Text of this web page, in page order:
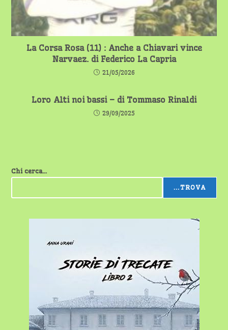
La Corsa Rosa (11) : Anche a Chiavari vince
Narvaez. di Federico La Capria
21/05/2026
Loro Alti noi bassi – di Tommaso Rinaldi
29/09/2025
Chi cerca...
...TROVA